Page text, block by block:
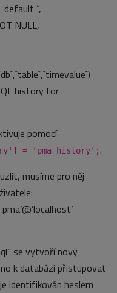
default “,
NULL,
history for
pomocí
= 'pma_history'; .
musíme pro něj
se vytvoří nový
k databázi přistupovat
identifikován heslem